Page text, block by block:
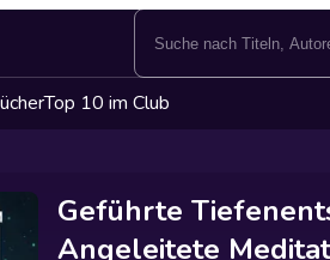
Top 10 im Club
Geführte
Angeleitete